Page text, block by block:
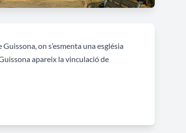
on s’esmenta una església
apareix la vinculació de